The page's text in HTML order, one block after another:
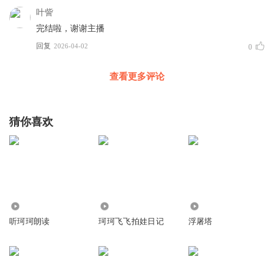
叶訾
完结啦，谢谢主播
回复 2026-04-02 0
查看更多评论
猜你喜欢
听珂珂朗读 珂珂飞飞拍娃日记 浮屠塔